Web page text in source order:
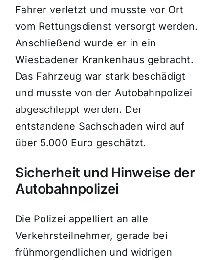
Fahrer verletzt und musste vor Ort
vom Rettungsdienst versorgt werden.
Anschließend wurde er in ein
Wiesbadener Krankenhaus gebracht.
Das Fahrzeug war stark beschädigt
und musste von der Autobahnpolizei
abgeschleppt werden. Der
entstandene Sachschaden wird auf
über 5.000 Euro geschätzt.
Sicherheit und Hinweise der
Autobahnpolizei
Die Polizei appelliert an alle
Verkehrsteilnehmer, gerade bei
frühmorgendlichen und widrigen